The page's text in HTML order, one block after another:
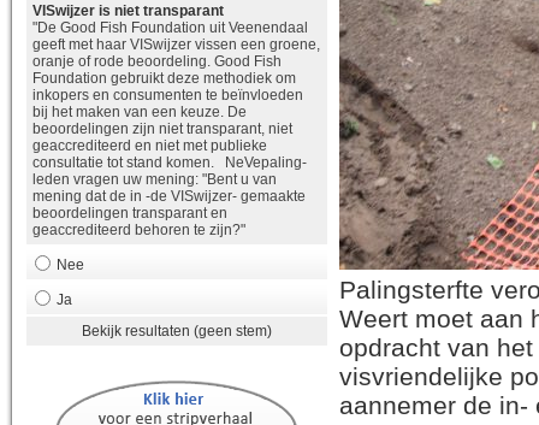
VISwijzer is niet transparant
"De Good Fish Foundation uit Veenendaal
geeft met haar VISwijzer vissen een groene,
oranje of rode beoordeling. Good Fish
Foundation gebruikt deze methodiek om
inkopers en consumenten te beïnvloeden
bij het maken van een keuze. De
beoordelingen zijn niet transparant, niet
geaccrediteerd en niet met publieke
consultatie tot stand komen. NeVepaling-
leden vragen uw mening: "Bent u van
mening dat de in -de VISwijzer- gemaakte
beoordelingen transparant en
geaccrediteerd behoren te zijn?"
Nee
Ja
Bekijk resultaten (geen stem)
Palingsterfte
Weert moet aan
opdracht van
visvriendelijke
aannemer de in-